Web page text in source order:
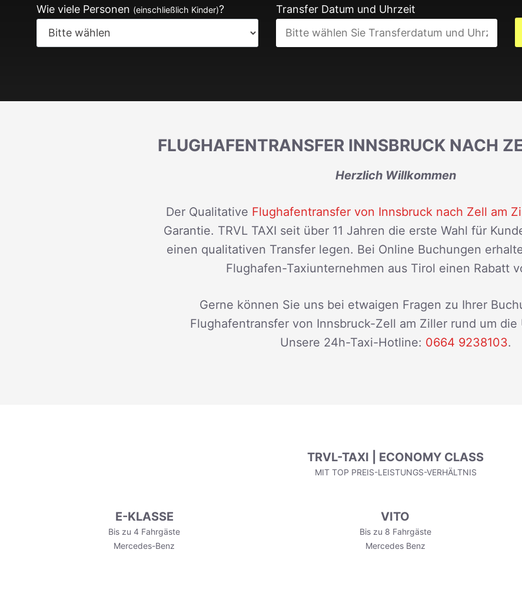
Wie viele Personen (einschließlich Kinder)? Transfer Datum und Uhrzeit
FLUGHAFENTRANSFER INNSBRUCK NACH
Herzlich Willkommen
Der Qualitative Flughafentransfer von Innsbruck nach Zell am
Garantie. TRVL TAXI seit über 11 Jahren die erste Wahl für
einen qualitativen Transfer legen. Bei Online Buchungen
Flughafen-Taxiunternehmen aus Tirol einen Rabatt
Gerne können Sie uns bei etwaigen Fragen zu Ihrer
Flughafentransfer von Innsbruck-Zell am Ziller rund um die
Unsere 24h-Taxi-Hotline: 0664 9238103.
TRVL-TAXI | ECONOMY CLASS
MIT TOP PREIS-LEISTUNGS-VERHÄLTNIS
E-KLASSE
Bis zu 4 Fahrgäste
Mercedes-Benz
VITO
Bis zu 8 Fahrgäste
Mercedes Benz